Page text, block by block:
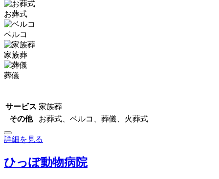
お葬式
ベルコ
家族葬
葬儀
サービス 家族葬
その他
お葬式、ベルコ、葬儀、火葬式
詳細を見る
ひっぽ動物病院